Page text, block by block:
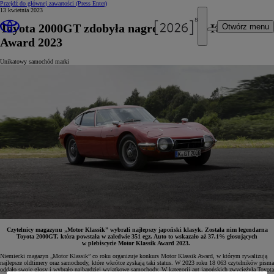
Przejdź do głównej zawartości (Press Enter)
Otwórz menu
13 kwietnia 2023
Toyota 2000GT zdobyła nagrodę Motor Klassik
Award 2023
Unikatowy samochód marki
Czytelnicy magazynu „Motor Klassik” wybrali najlepszy japoński klasyk. Została nim legendarna
Toyota 2000GT, która powstała w zaledwie 351 egz. Auto to wskazało aż 37,1% głosujących
w plebiscycie Motor Klassik Award 2023.
Niemiecki magazyn „Motor Klassik” co roku organizuje konkurs Motor Klassik Award, w którym rywalizują
najlepsze oldtimery oraz samochody, które wkrótce zyskają taki status. W 2023 roku 18 063 czytelników pisma
oddało swoje głosy i wybrało najbardziej wyjątkowe samochody. W kategorii aut japońskich zwyciężyła Toyota